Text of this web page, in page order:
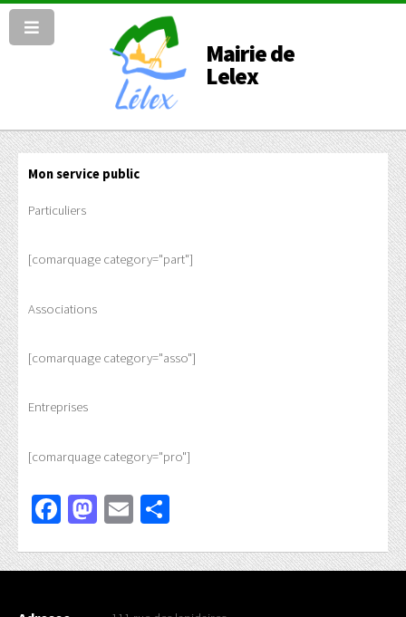
Mairie de
Lelex
Mon service public
Particuliers
[comarquage category="part"]
Associations
[comarquage category="asso"]
Entreprises
[comarquage category="pro"]
Facebook
Mastodon
Email